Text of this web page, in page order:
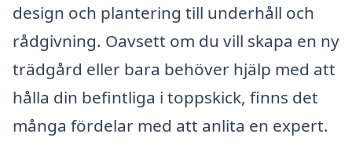
design och plantering till underhåll och
rådgivning. Oavsett om du vill skapa en ny
trädgård eller bara behöver hjälp med att
hålla din befintliga i toppskick, finns det
många fördelar med att anlita en expert.